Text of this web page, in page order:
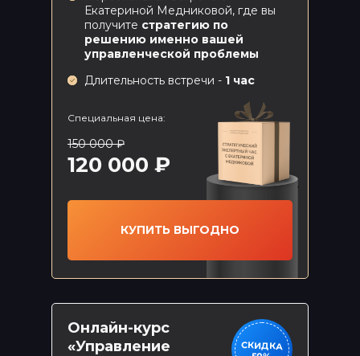
Екатериной Медниковой, где вы
получите стратегию по
решению именно вашей
управленческой проблемы
Длительность встречи - 1 час
Специальная цена:
150 000 ₽
120 000 ₽
КУПИТЬ ВЫГОДНО
СКИДКА
БОМБИЧЕСКИЕ
ПРЕДЛОЖЕНИЯ
ТОЛЬКО
Онлайн-курс
«Управление